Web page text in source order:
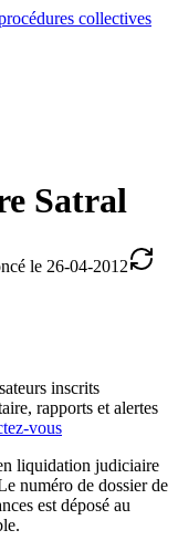
collectives
Satral
le 26-04-2012
inscrits
rapports et alertes
vous
liquidation judiciaire
numéro de dossier de
est déposé au